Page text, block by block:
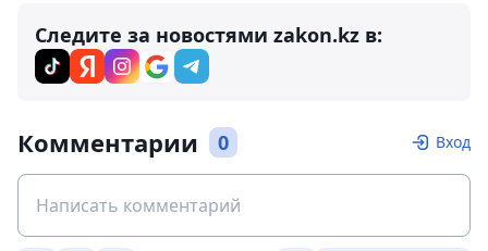
Следите за новостями zakon.kz в:
Комментарии 0 Вход